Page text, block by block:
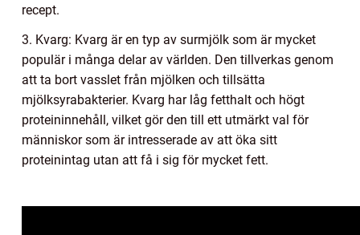
recept.
3. Kvarg: Kvarg är en typ av surmjölk som är mycket
populär i många delar av världen. Den tillverkas genom
att ta bort vasslet från mjölken och tillsätta
mjölksyrabakterier. Kvarg har låg fetthalt och högt
proteininnehåll, vilket gör den till ett utmärkt val för
människor som är intresserade av att öka sitt
proteinintag utan att få i sig för mycket fett.